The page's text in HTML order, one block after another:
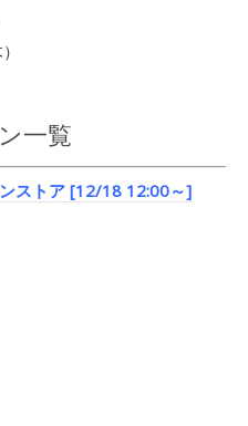
一覧
ンストア [12/18 12:00～]